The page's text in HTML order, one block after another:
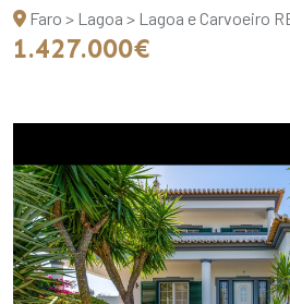
Faro > Lagoa > Lagoa e Carvoeiro
1.427.000€